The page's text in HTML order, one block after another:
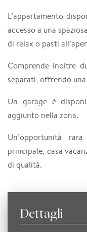
L’appartamento
accesso a una
di relax o pasti
Comprende inoltre
separati, offrendo
Un garage è
aggiunto nella zona.
Un’opportunità
principale, casa
di qualità.
Dettagli